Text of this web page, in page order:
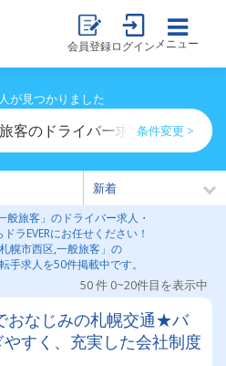
会員登録ログイン メニュー
が見つかりました
客のドライバー求人・運転手求
条件変更 >
般旅客」のドライバー求人・
ラEVERにお任せください！
幌市西区,一般旅客」の
手求人を50件掲載中です。
50 件 0~20件目を表示中
おなじみの札幌交通★バ
すく、充実した会社制度